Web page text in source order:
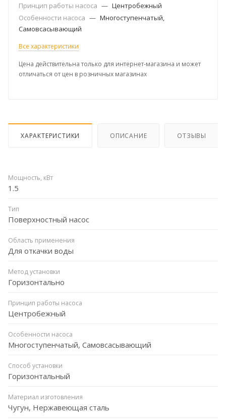
Принцип работы насоса — Центробежный
Особенности насоса — Многоступенчатый,
Самовсасывающий
Все характеристики
Цена действительна только для интернет-магазина и может
отличаться от цен в розничных магазинах
ХАРАКТЕРИСТИКИ ОПИСАНИЕ ОТЗЫВЫ
Мощность, кВт
1.5
Тип
Поверхностный насос
Область применения
Для откачки воды
Метод установки
Горизонтально
Принцип работы насоса
Центробежный
Особенности насоса
Многоступенчатый, Самовсасывающий
Способ установки
Горизонтальный
Материал изготовления
Чугун, Нержавеющая сталь